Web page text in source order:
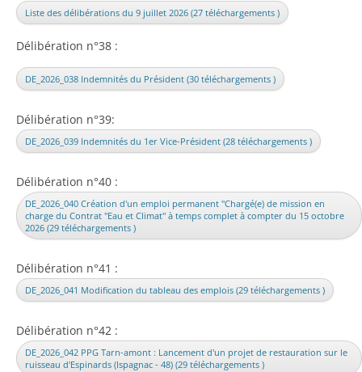
Liste des délibérations du 9 juillet 2026 (27 téléchargements )
Délibération n°38 :
DE_2026_038 Indemnités du Président (30 téléchargements )
Délibération n°39:
DE_2026_039 Indemnités du 1er Vice-Président (28 téléchargements )
Délibération n°40 :
DE_2026_040 Création d'un emploi permanent "Chargé(e) de mission en
charge du Contrat "Eau et Climat" à temps complet à compter du 15 octobre
2026 (29 téléchargements )
Délibération n°41 :
DE_2026_041 Modification du tableau des emplois (29 téléchargements )
Délibération n°42 :
DE_2026_042 PPG Tarn-amont : Lancement d'un projet de restauration sur le
ruisseau d'Espinards (Ispagnac - 48) (29 téléchargements )